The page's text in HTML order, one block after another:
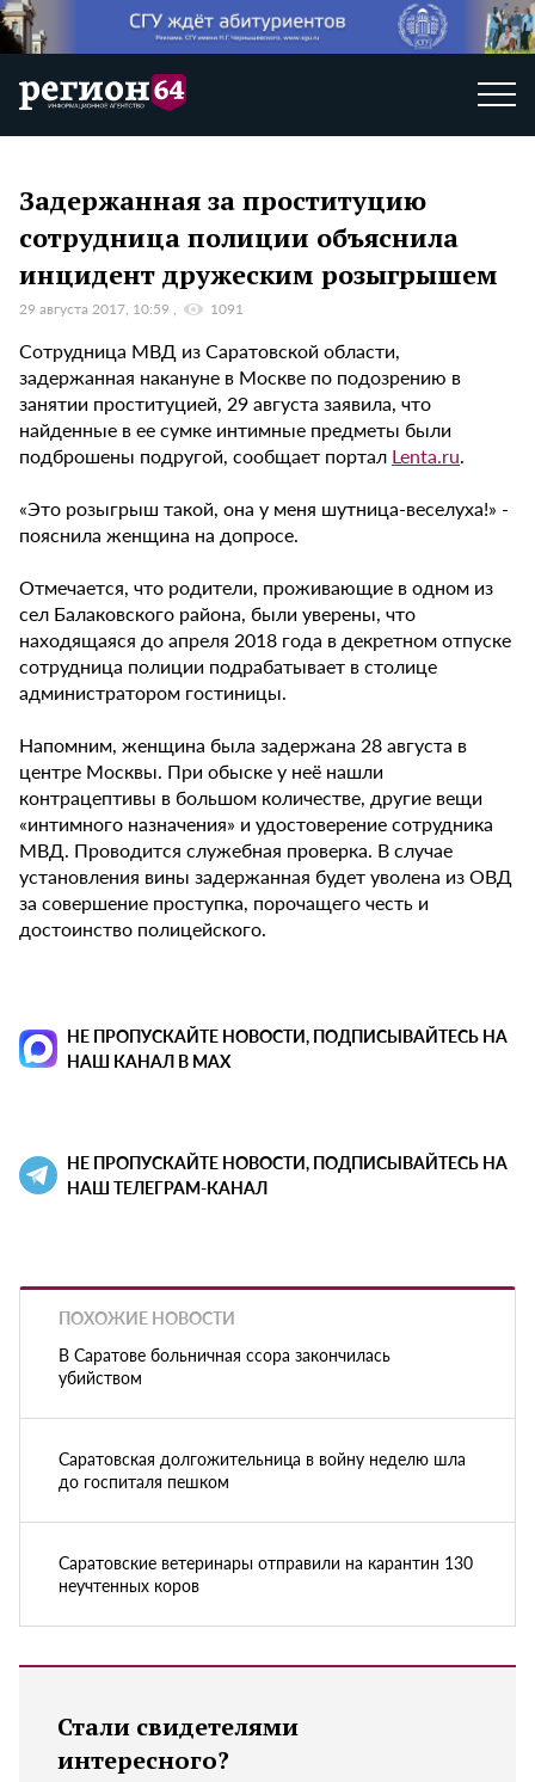
Задержанная за проституцию
сотрудница полиции объяснила
инцидент дружеским розыгрышем
29 августа 2017, 10:59 1091
Сотрудница МВД из Саратовской области,
задержанная накануне в Москве по подозрению в
занятии проституцией, 29 августа заявила, что
найденные в ее сумке интимные предметы были
подброшены подругой, сообщает портал Lenta.ru.
«Это розыгрыш такой, она у меня шутница-веселуха!» -
пояснила женщина на допросе.
Отмечается, что родители, проживающие в одном из
сел Балаковского района, были уверены, что
находящаяся до апреля 2018 года в декретном отпуске
сотрудница полиции подрабатывает в столице
администратором гостиницы.
Напомним, женщина была задержана 28 августа в
центре Москвы. При обыске у неё нашли
контрацептивы в большом количестве, другие вещи
«интимного назначения» и удостоверение сотрудника
МВД. Проводится служебная проверка. В случае
установления вины задержанная будет уволена из ОВД
за совершение проступка, порочащего честь и
достоинство полицейского.
НЕ ПРОПУСКАЙТЕ НОВОСТИ, ПОДПИСЫВАЙТЕСЬ НА
НАШ КАНАЛ В MAX
НЕ ПРОПУСКАЙТЕ НОВОСТИ, ПОДПИСЫВАЙТЕСЬ НА
НАШ ТЕЛЕГРАМ-КАНАЛ
ПОХОЖИЕ НОВОСТИ
В Саратове больничная ссора закончилась
убийством
Саратовская долгожительница в войну неделю шла
до госпиталя пешком
Саратовские ветеринары отправили на карантин 130
неучтенных коров
Стали свидетелями
интересного?